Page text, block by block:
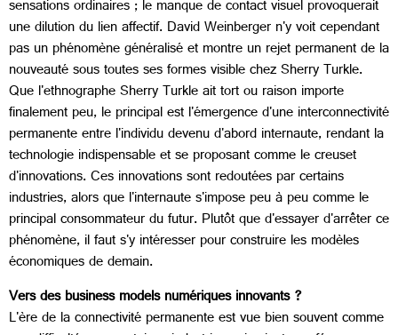
sensations ordinaires ; le manque de contact visuel provoquerait
une dilution du lien affectif. David Weinberger n'y voit cependant
pas un phénomène généralisé et montre un rejet permanent de la
nouveauté sous toutes ses formes visible chez Sherry Turkle.
Que l'ethnographe Sherry Turkle ait tort ou raison importe
finalement peu, le principal est l'émergence d'une interconnectivité
permanente entre l'individu devenu d'abord internaute, rendant la
technologie indispensable et se proposant comme le creuset
d'innovations. Ces innovations sont redoutées par certains
industries, alors que l'internaute s'impose peu à peu comme le
principal consommateur du futur. Plutôt que d'essayer d'arrêter ce
phénomène, il faut s'y intéresser pour construire les modèles
économiques de demain.
Vers des business models numériques innovants ?
L'ère de la connectivité permanente est vue bien souvent comme